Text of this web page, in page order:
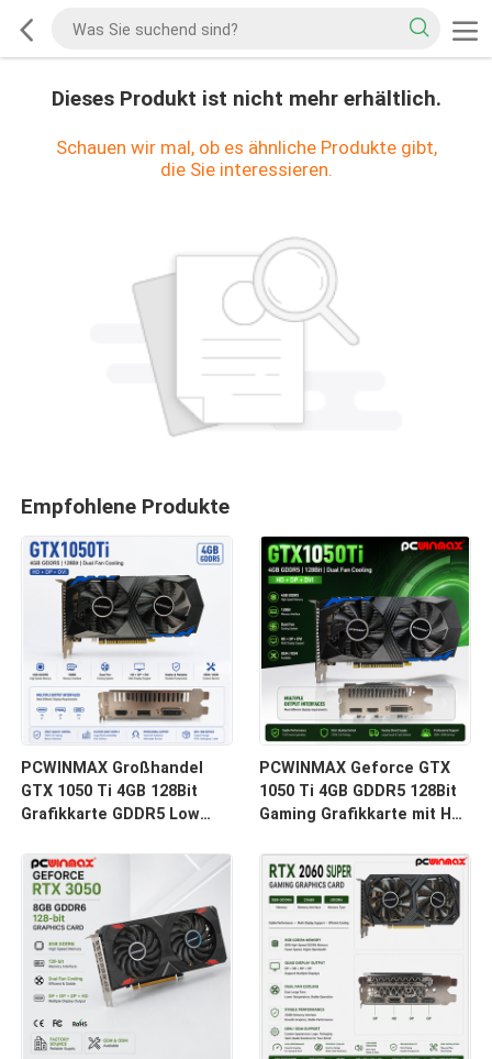
Dieses Produkt ist nicht mehr erhältlich.
Schauen wir mal, ob es ähnliche Produkte gibt,
die Sie interessieren.
Empfohlene Produkte
PCWINMAX Großhandel
GTX 1050 Ti 4GB 128Bit
Grafikkarte GDDR5 Low
Ausgang für Desktop
PCWINMAX Geforce GTX
1050 Ti 4GB GDDR5 128Bit
Gaming Grafikkarte mit HD-
Lager für Desktop-
Computer